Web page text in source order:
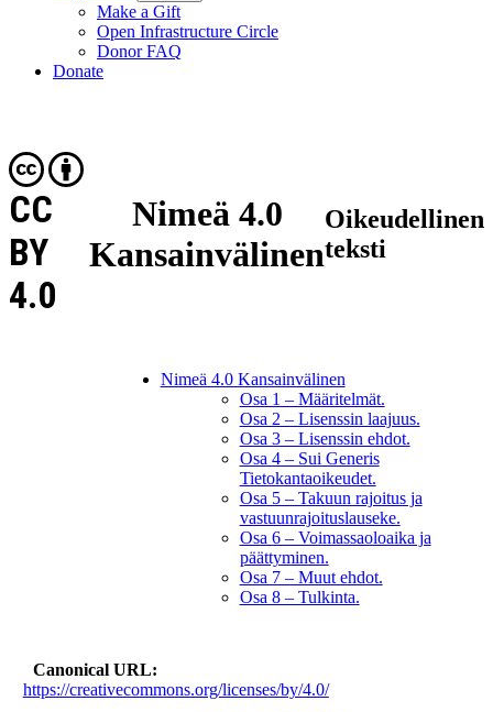
Make a Gift
Open Infrastructure Circle
Donor FAQ
Donate
Nimeä 4.0
Kansainvälinen
CC
BY
4.0
Oikeudellinen
teksti
Nimeä 4.0 Kansainvälinen
Osa 1 – Määritelmät.
Osa 2 – Lisenssin laajuus.
Osa 3 – Lisenssin ehdot.
Osa 4 – Sui Generis
Tietokantaoikeudet.
Osa 5 – Takuun rajoitus ja
vastuunrajoituslauseke.
Osa 6 – Voimassaoloaika ja
päättyminen.
Osa 7 – Muut ehdot.
Osa 8 – Tulkinta.
Canonical URL
https://creativecommons.org/licenses/by/4.0/